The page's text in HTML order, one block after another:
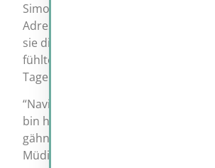
Simon erinnerte sich an ihr
Adressen. Es war erst wenige
sie dieses Gespräch geführt hatten.
fühlte es sich allerdings so an, als
Tage her wäre.
“Navius, können wir bitte eine
bin hungrig und muss mich ein
gähnte Simon, den plötzlich eine
Müdigkeit überfiel.